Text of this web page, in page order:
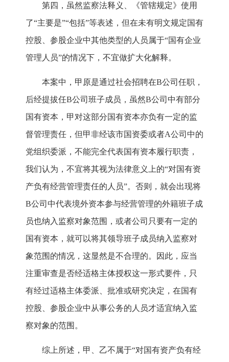
第四，虽然监察法释义、《管辖规定》使用
了“主要是”“包括”等表述，但在未有明文规定国有
控股、参股企业中其他类型的人员属于“国有企业
管理人员”的情况下，不宜做扩大化解释。
本案中，甲原是通过社会招聘在B公司任职，
后经提拔任B公司班子成员，虽然B公司中有部分
国有资本，甲对这部分国有资本亦负有一定的监
督管理责任，但甲非经该市国资委或者A公司中的
党组织委派，不能完全代表国有资本履行职责，
我们认为，不宜将其视为法律意义上的“对国有资
产负有经营管理责任的人员”。否则，就会出现将
B公司中代表境外资本参与经营管理的外籍班子成
员也纳入监察对象范围，或者公司只要有一定的
国有资本，就可以将其领导班子成员纳入监察对
象范围的情况，这显然是不合理的。因此，应当
注重审查是否经适格主体授权这一形式要件，只
有经过适格主体委派、批准或研究决定，在国有
控股、参股企业中从事公务的人员才适宜纳入监
察对象的范围。
综上所述，甲、乙不属于“对国有资产负有经